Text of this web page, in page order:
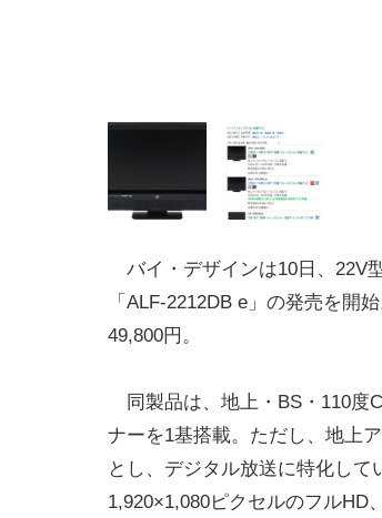
バイ・デザインは10日、22V
「ALF-2212DB e」の発売を開
49,800円。
同製品は、地上・BS・110度
ナーを1基搭載。ただし、地上
とし、デジタル放送に特化して
1,920×1,080ピクセルのフルHD